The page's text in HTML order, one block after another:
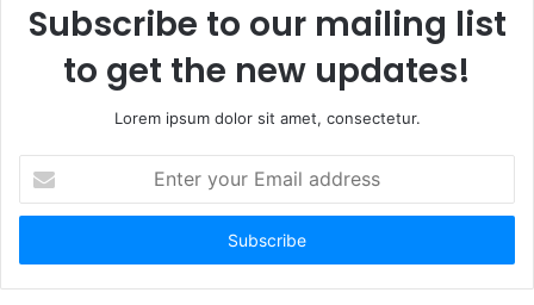
Subscribe to our mailing list
to get the new updates!
Lorem ipsum dolor sit amet, consectetur.
your
Email